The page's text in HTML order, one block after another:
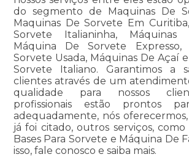
do segmento de Maquinas De
Maquinas De Sorvete Em
Sorvete Italianinha, Máquinas
Máquina De Sorvete Expresso,
Sorvete Usada, Máquinas De Açaí
Sorvete Italiano. Garantimos a
clientes através de um
qualidade para nossos
profissionais estão prontos
adequadamente, nós
já foi citado, outros serviços,
Bases Para Sorvete e Máquina De
isso, fale conosco e saiba mais.